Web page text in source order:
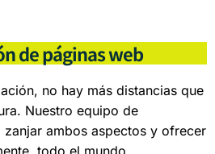
de páginas web
no hay más distancias que
Nuestro equipo de
zanjar ambos aspectos y ofrecer
todo el mundo.